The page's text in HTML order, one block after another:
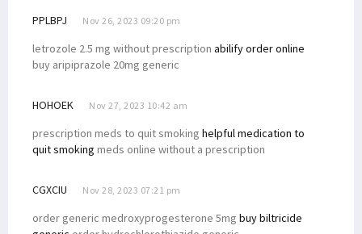
PPLBPJ Nov 26, 2023 09:20 pm
letrozole 2.5 mg without prescription abilify order online
buy aripiprazole 20mg generic
HOHOEK Nov 27, 2023 10:42 am
prescription meds to quit smoking helpful medication to
quit smoking meds online without a prescription
CGXCIU Nov 28, 2023 07:21 pm
order generic medroxyprogesterone 5mg buy biltricide